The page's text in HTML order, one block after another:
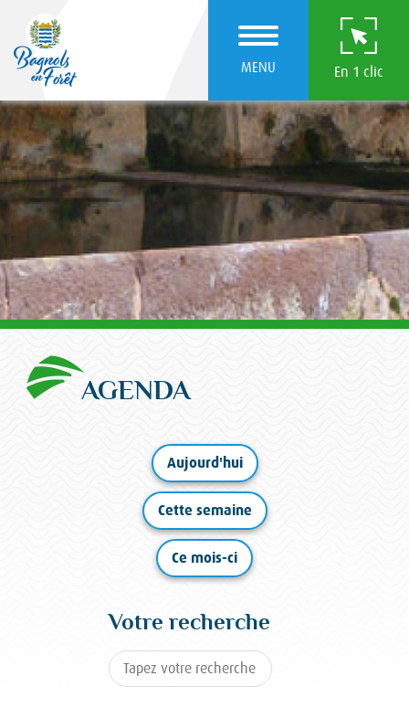
MENU En 1 clic
AGENDA
Aujourd'hui
Cette semaine
Ce mois-ci
Votre recherche